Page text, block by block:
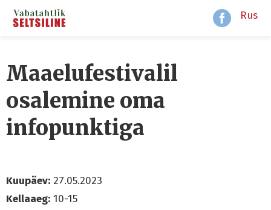
Rus
Maaelufestivalil
osalemine oma
infopunktiga
Kuupäev: 27.05.2023
Kellaaeg: 10-15